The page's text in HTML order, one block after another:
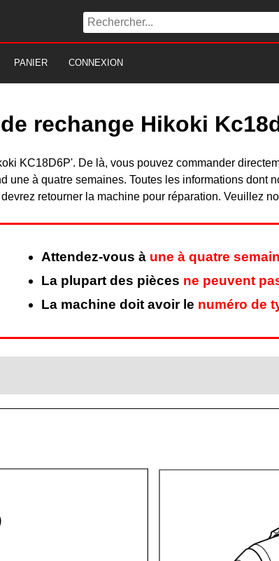
PANIER CONNEXION
rechange Hikoki
KC18D6P'. De là, vous pouvez commander
une à quatre semaines. Toutes les informations dont
retourner la machine pour réparation. Veuillez
Attendez-vous à une à quatre
La plupart des pièces ne peuvent
La machine doit avoir le numéro de